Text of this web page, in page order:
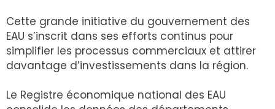
Cette grande initiative du gouvernement des
EAU s’inscrit dans ses efforts continus pour
simplifier les processus commerciaux et attirer
davantage d’investissements dans la région.
Le Registre économique national des EAU